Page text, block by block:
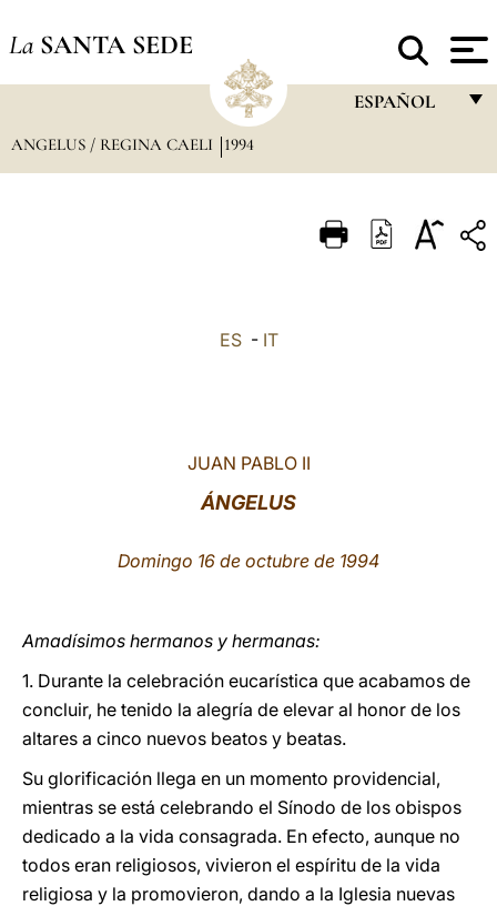
La SANTA SEDE
ESPAÑOL
ITALIANO
ANGELUS / REGINA CAELI 1994
ES- IT
JUAN PABLO II
ÁNGELUS
Domingo 16 de octubre de 1994
Amadísimos hermanos y hermanas:
1. Durante la celebración eucarística que acabamos de
concluir, he tenido la alegría de elevar al honor de los
altares a cinco nuevos beatos y beatas.
Su glorificación llega en un momento providencial,
mientras se está celebrando el Sínodo de los obispos
dedicado a la vida consagrada. En efecto, aunque no
todos eran religiosos, vivieron el espíritu de la vida
religiosa y la promovieron, dando a la Iglesia nuevas